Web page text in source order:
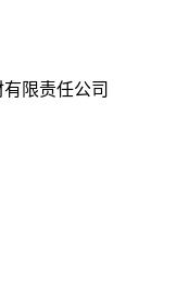
限责任公司